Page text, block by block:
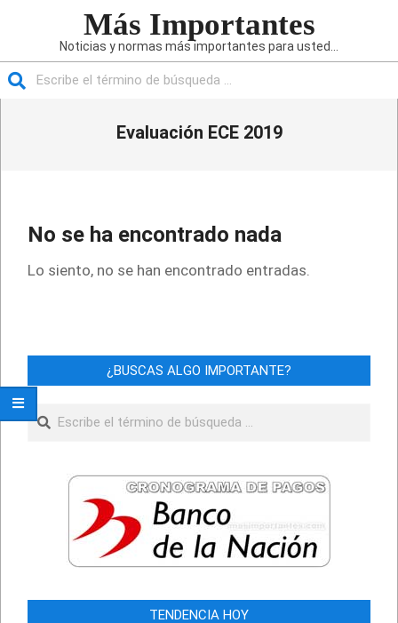
Más Importantes
Noticias y normas más importantes para usted...
Evaluación ECE 2019
No se ha encontrado nada
Lo siento, no se han encontrado entradas.
¿BUSCAS ALGO IMPORTANTE?
Buscar
TENDENCIA HOY